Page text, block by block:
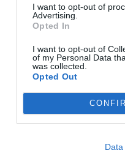
I want to opt-out of
Advertising.
Opted In
I want to opt-out of
of my Personal Data
was collected.
Opted Out